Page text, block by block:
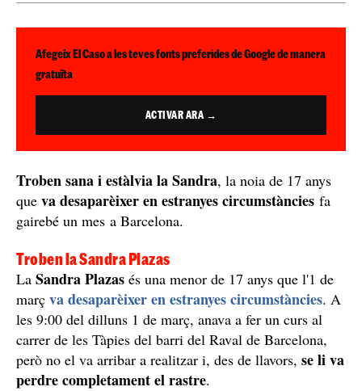
Afegeix El Caso a les teves fonts preferides de Google de manera
gratuïta
ACTIVAR ARA →
Troben sana i estàlvia la Sandra, la noia de 17 anys
que va desaparèixer en estranyes circumstàncies fa
gairebé un mes a Barcelona.
Troben la Sandra Plazas
La Sandra Plazas és una menor de 17 anys que l'1 de
març va desaparèixer en estranyes circumstàncies. A
les 9:00 del dilluns 1 de març, anava a fer un curs al
carrer de les Tàpies del barri del Raval de Barcelona,
però no el va arribar a realitzar i, des de llavors, se li va
perdre completament el rastre.